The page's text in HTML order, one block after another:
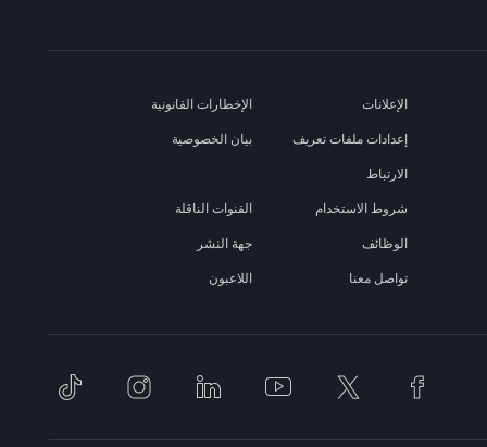
الإعلانات الإخطارات القانونية
إعدادات ملفات تعريف
الارتباط
بيان الخصوصية
شروط الاستخدام القنوات الناقلة
الوظائف جهة النشر
تواصل معنا اللاعبون